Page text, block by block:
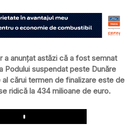
a anunţat astăzi că a fost semnat
Podului suspendat peste Dunăre
al cărui termen de finalizare este de
ridică la 434 milioane de euro.
Play